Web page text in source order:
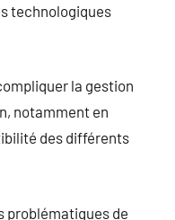
technologiques
la gestion
notamment en
des différents
problématiques de